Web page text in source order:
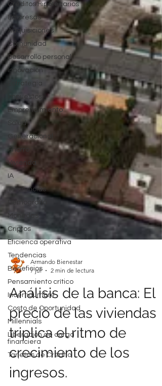
Créditos Hipotecarios
Empresas
Adquisiciones
Comunidad
Desarrollo personal
Innovación
Estrategia
Impuestos
Emprendimiento
Salud
Generacional
Ahorro
Vivienda
IA
Tendencias
Demografía
Monedas
Criptos
Eficienca operativa
Tendencias
Beneficios
Pensamiento crítico
Incertidumbre
Costo de Oportunidad
Millennials
Liberación de carga
financiera
Tarjetas de Crédito
Armando Bienestar
7 jul
2 min de lectura
Análisis de la banca: El
precio de las viviendas
triplica el ritmo de
crecimiento de los